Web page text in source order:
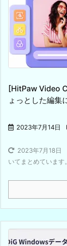
[HitPaw Video
ょっとした編集
2023年7月14日
2023年7月18日
いてまとめています。